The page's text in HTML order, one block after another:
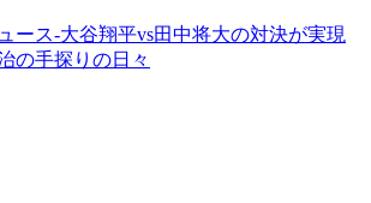
ース-大谷翔平vs田中将大の対決が実現
の手探りの日々